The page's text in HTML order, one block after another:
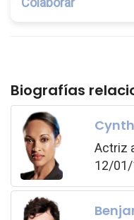
Biografías
Actriz
12/01/